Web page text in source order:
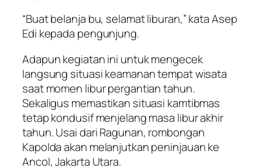
“Buat belanja bu, selamat liburan,” kata Asep
Edi kepada pengunjung.
Adapun kegiatan ini untuk mengecek
langsung situasi keamanan tempat wisata
saat momen libur pergantian tahun.
Sekaligus memastikan situasi kamtibmas
tetap kondusif menjelang masa libur akhir
tahun. Usai dari Ragunan, rombongan
Kapolda akan melanjutkan peninjauan ke
Ancol, Jakarta Utara.